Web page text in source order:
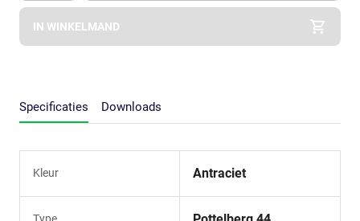
Apok.Product.Detail.AddToCart.Quantity (Optioneel)
IN WINKELMAND
Specificaties Downloads
Kleur Antraciet
Type